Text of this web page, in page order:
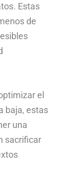
Estas
de
el
baja, estas
una
sacrificar